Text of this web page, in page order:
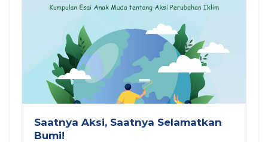
Saatnya Aksi, Saatnya Selamatkan
Bumi!